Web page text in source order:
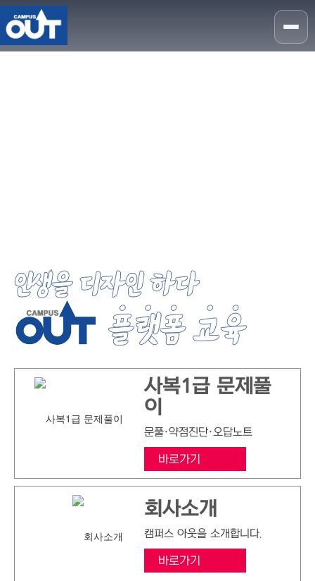
사복1급 문제풀
이
문풀·약점진단·오답노트
바로가기
회사소개
캠퍼스 아웃을 소개합니다.
바로가기